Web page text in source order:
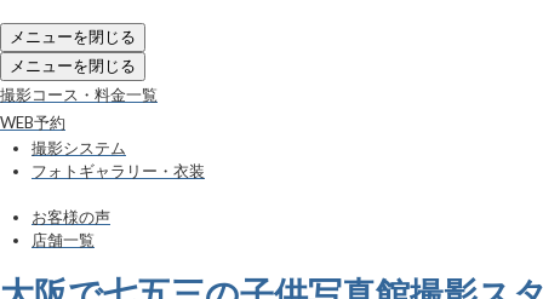
メニューを閉じる
メニューを閉じる
撮影コース・料金一覧
WEB予約
撮影システム
フォトギャラリー・衣装
お客様の声
店舗一覧